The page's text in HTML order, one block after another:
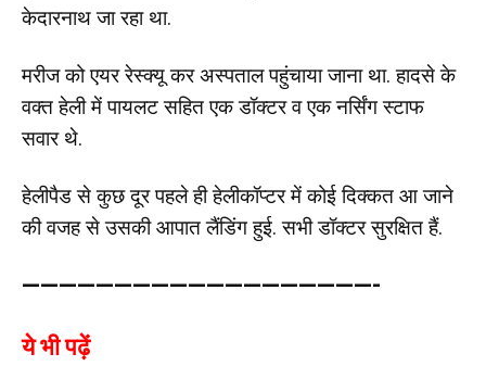
केदारनाथ जा रहा था.
मरीज को एयर रेस्क्यू कर अस्पताल पहुंचाया जाना था. हादसे के
वक्त हेली में पायलट सहित एक डॉक्टर व एक नर्सिंग स्टाफ
सवार थे.
हेलीपैड से कुछ दूर पहले ही हेलीकॉप्टर में कोई दिक्कत आ जाने
की वजह से उसकी आपात लैंडिंग हुई. सभी डॉक्टर सुरक्षित हैं.
———————————————————-
ये भी पढ़ें